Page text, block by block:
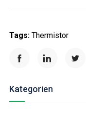
Tags: Thermistor
Kategorien